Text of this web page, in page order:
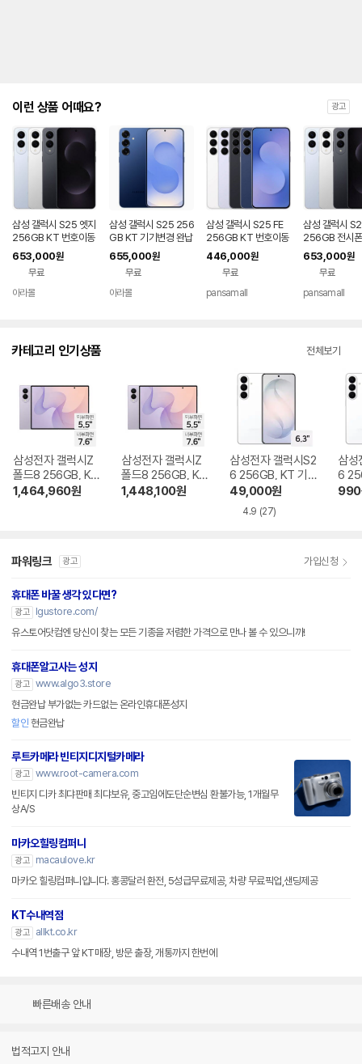
는
대
략
적
인
안
내
를
나
는
다.
이런 상품 어때요? 광고
삼성 갤럭시 S25 엣지
256GB KT 번호이동
완납 80요금제
653,000원
무료
아라몰
삼성 갤럭시 S25 256
GB KT 기기변경 완납
655,000원
무료
아라몰
삼성 갤럭시 S25 FE
256GB KT 번호이동
공시지원 완납
446,000원
무료
pansamall
삼성 갤럭시
256GB 전시
호이동 완납
653,000원
무료
pansamall
카테고리 인기상품 전체보기
삼성전자 갤럭시Z
폴드8 256GB, KT
기기변경 완납
1,464,960원
삼성전자 갤럭시Z
폴드8 256GB, KT
번호이동 완납
1,448,100원
삼성전자 갤럭시S2
6 256GB, KT 기기
변경 완납
49,000원
4.9 (27)
삼성
6
이동
990
파워링크 광고 가입신청
휴대폰 바꿀 생각 있다면?
광고
lgustore.com/
유스토어닷컴엔 당신이 찾는 모든 기종을 저렴한 가격으로 만나 볼 수 있으니까!
휴대폰알고사는 성지
광고 www.algo3.store
현금완납 부가없는 카드없는 온라인휴대폰성지
할인 현금완납
루트카메라 빈티지디지털카메라
광고 www.root-camera.com
빈티지 디카 최댜판매 최댜보유, 중고임에도단순변심 환불가능, 1개월무
상A/S
마카오힐링컴퍼니
광고
macaulove.kr
마카오 힐링컴퍼니입니다. 홍콩달러 환전, 5성급무료제공, 차량 무료픽업,샌딩제공
KT수내역점
광고
allkt.co.kr
수내역 1번출구 앞 KT매장, 방문 출장, 개통까지 한번에
빠른배송 안내
법적고지 안내